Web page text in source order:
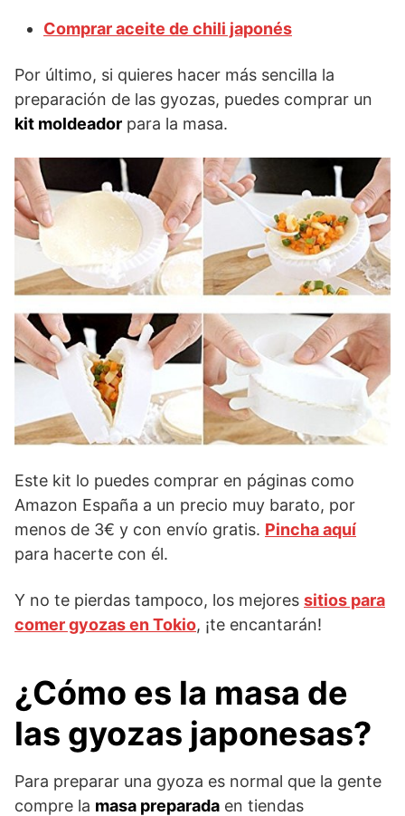
Comprar aceite de chili japonés
Por último, si quieres hacer más sencilla la
preparación de las gyozas, puedes comprar un
kit moldeador para la masa.
Este kit lo puedes comprar en páginas como
Amazon España a un precio muy barato, por
menos de 3€ y con envío gratis. Pincha aquí
para hacerte con él.
Y no te pierdas tampoco, los mejores sitios para
comer gyozas en Tokio, ¡te encantarán!
¿Cómo es la masa de
las gyozas japonesas?
Para preparar una gyoza es normal que la gente
compre la masa preparada en tiendas